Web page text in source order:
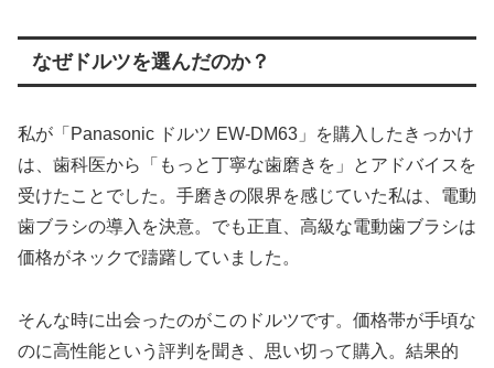
なぜドルツを選んだのか？
私が「Panasonic ドルツ EW-DM63」を購入したきっかけ
は、歯科医から「もっと丁寧な歯磨きを」とアドバイスを
受けたことでした。手磨きの限界を感じていた私は、電動
歯ブラシの導入を決意。でも正直、高級な電動歯ブラシは
価格がネックで躊躇していました。
そんな時に出会ったのがこのドルツです。価格帯が手頃な
のに高性能という評判を聞き、思い切って購入。結果的